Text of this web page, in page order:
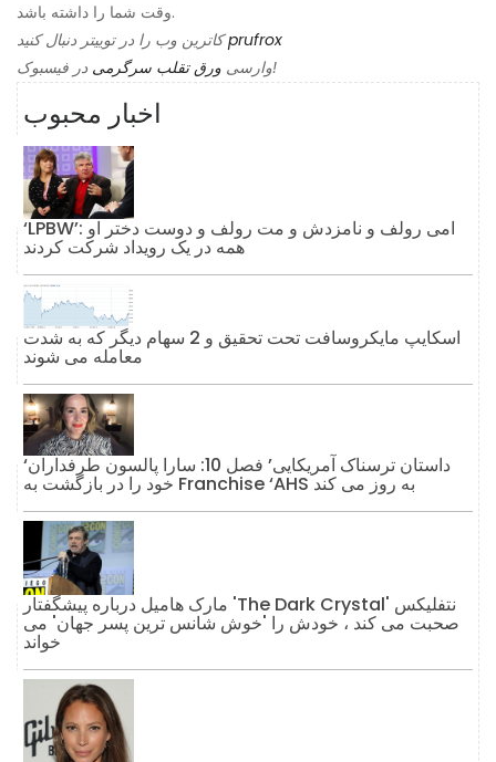
وقت شما را داشته باشد.
کاترین وب را در توییتر دنبال کنیدprufrox
وارسی ورق تقلب سرگرمی در فیسبوک!
اخبار محبوب
‘LPBW’: امی رولف و نامزدش و مت رولف و دوست دختر او
همه در یک رویداد شرکت کردند
اسکایپ مایکروسافت تحت تحقیق و 2 سهام دیگر که به شدت
معامله می شوند
‘داستان ترسناک آمریکایی’ فصل 10: سارا پالسون طرفداران
خود را در بازگشت به Franchise ‘AHS به روز می کند
مارک هامیل درباره پیشگفتار 'The Dark Crystal' نتفلیکس
صحبت می کند ، خودش را 'خوش شانس ترین پسر جهان' می
خواند